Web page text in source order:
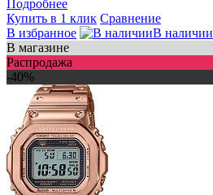
Подробнее
Купить в 1 клик Сравнение
В избранное
В наличии
В магазине
Распродажа
-40%